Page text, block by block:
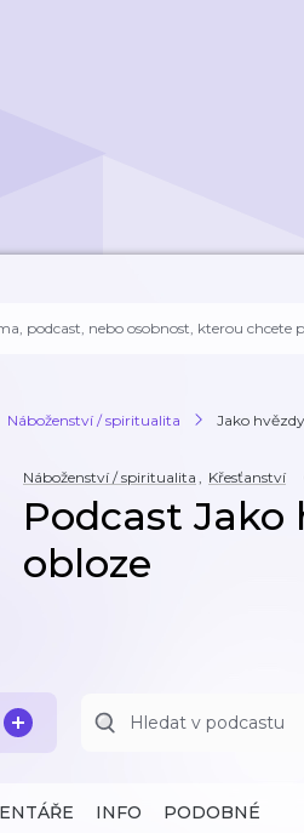
Náboženství / spiritualita Jako
Náboženství / spiritualita , Křesťanství
Podcast
obloze
INFO PODOBNÉ